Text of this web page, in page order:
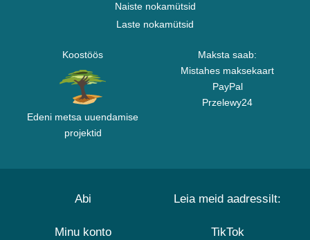
Naiste nokamütsid
Laste nokamütsid
Koostöös
Edeni metsa uuendamise
projektid
Maksta saab:
Mistahes maksekaart
PayPal
Przelewy24
Abi
Minu konto
Leia meid aadressilt:
TikTok